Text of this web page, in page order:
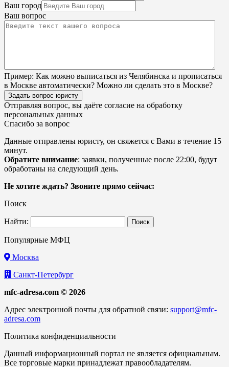
Ваш город
Ваш вопрос
Пример: Как можно выписаться из Челябинска и прописаться
в Москве автоматически? Можно ли сделать это в Москве?
Задать вопрос юристу
Отправляя вопрос, вы даёте согласие на обработку
персональных данных
Спасибо за вопрос
Данные отправлены юристу, он свяжется с Вами в течение 15
минут.
Обратите внимание: заявки, полученные после 22:00, будут
обработаны на следующий день.
Не хотите ждать? Звоните прямо сейчас:
Поиск
Найти:
Популярные МФЦ
Москва
Санкт-Петербург
mfc-adresa.com © 2026
Адрес электронной почты для обратной связи: support@mfc-
adresa.com
Политика конфиденциальности
Данный информационный портал не является официальным.
Все торговые марки принадлежат правообладателям.